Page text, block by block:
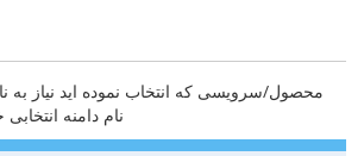
محصول/سرویسی که انتخاب نموده اید نیاز به
نام دامنه